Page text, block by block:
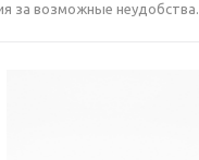
за возможные неудобства.